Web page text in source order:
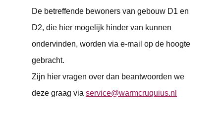
De betreffende bewoners van gebouw D1 en
D2, die hier mogelijk hinder van kunnen
ondervinden, worden via e-mail op de hoogte
gebracht.
Zijn hier vragen over dan beantwoorden we
deze graag via service@warmcruquius.nl